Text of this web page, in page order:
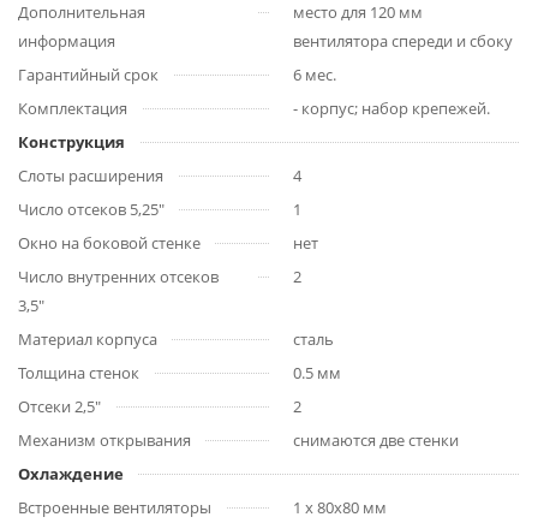
Дополнительная
информация
место для 120 мм
вентилятора спереди и сбоку
Гарантийный срок
6 мес.
Комплектация
- корпус; набор крепежей.
Конструкция
Слоты расширения
4
Число отсеков 5,25"
1
Окно на боковой стенке
нет
Число внутренних отсеков
3,5"
2
Материал корпуса
сталь
Толщина стенок
0.5 мм
Отсеки 2,5"
2
Механизм открывания
снимаются две стенки
Охлаждение
Встроенные вентиляторы
1 x 80x80 мм